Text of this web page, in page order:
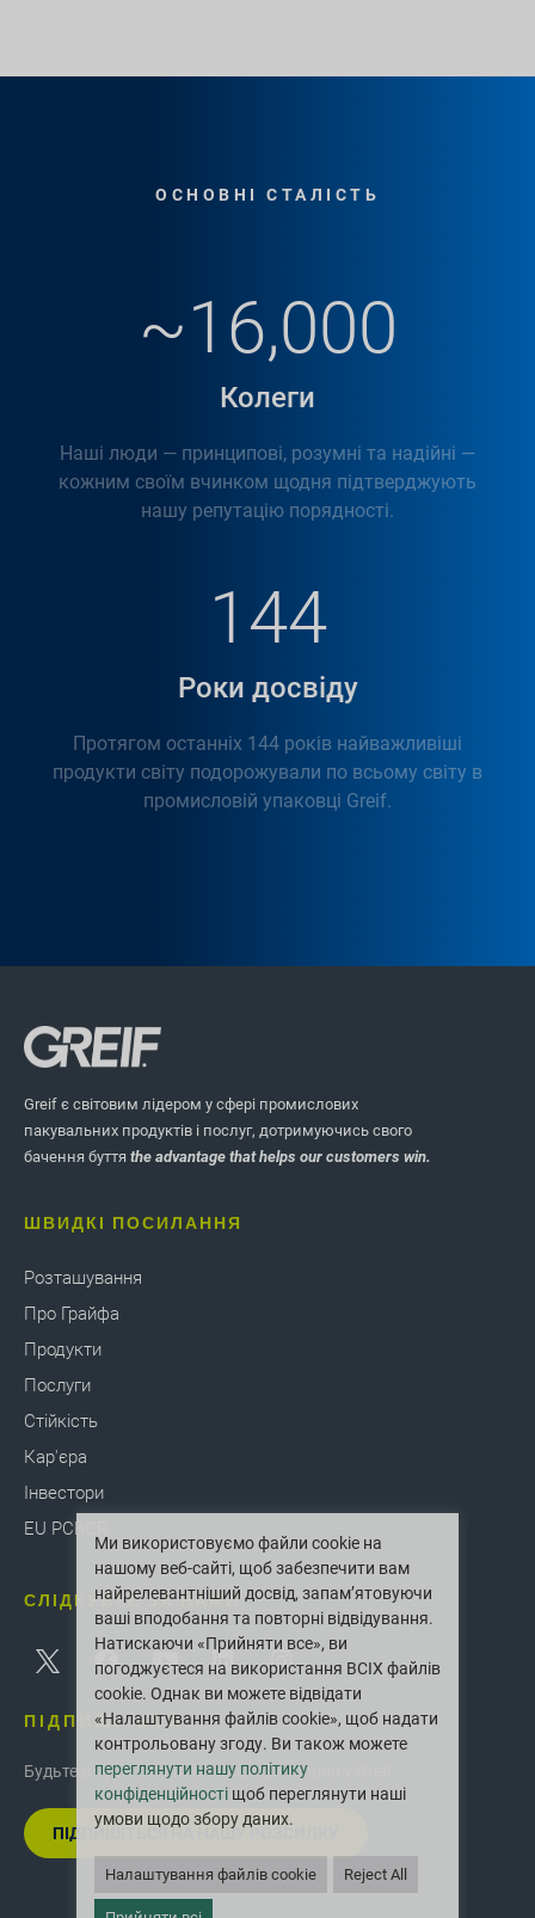
ОСНОВНІ СТАЛІСТЬ
~16,000
Колеги
Наші люди — принципові, розумні та надійні —
кожним своїм вчинком щодня підтверджують
нашу репутацію порядності.
144
Роки досвіду
Протягом останніх 144 років найважливіші
продукти світу подорожували по всьому світу в
промисловій упаковці Greif.
Greif є світовим лідером у сфері промислових
пакувальних продуктів і послуг, дотримуючись свого
бачення буття the advantage that helps our customers win.
ШВИДКІ ПОСИЛАННЯ
Розташування
Про Грайфа
Продукти
Послуги
Стійкість
Кар'єра
Інвестори
EU PCBCR
СЛІДКУЙТЕ ЗА НАМИ
ПІДПИШІТЬСЯ
Будьте в курсі останніх інновацій і новин у Greif.
ПІДПИШІТЬСЯ НА НАШУ РОЗСИЛКУ
Ми використовуємо файли cookie на
нашому веб-сайті, щоб забезпечити вам
найрелевантніший досвід, запам’ятовуючи
ваші вподобання та повторні відвідування.
Натискаючи «Прийняти все», ви
погоджуєтеся на використання ВСІХ файлів
cookie. Однак ви можете відвідати
«Налаштування файлів cookie», щоб надати
контрольовану згоду. Ви також можете
переглянути нашу політику
конфіденційності щоб переглянути наші
умови щодо збору даних.
Налаштування файлів cookie Reject All